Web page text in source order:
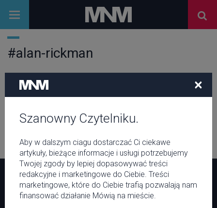
#alan-rickman
Alan Rickman, charyzmatyczna
odszedł w wieku 69 lat...
Menu
Newsy
Serwis
O MNM
×
Szanowny Czytelniku.
Aby w dalszym ciagu dostarczać Ci ciekawe
artykuły, bieżące informacje i usługi potrzebujemy
Twojej zgody by lepiej dopasowywać treści
redakcyjne i marketingowe do Ciebie. Treści
marketingowe, które do Ciebie trafią pozwalają nam
finansować działanie Mówią na mieście.